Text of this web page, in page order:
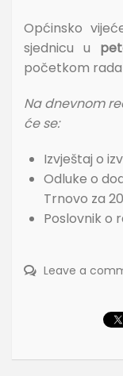
Općinsko
sjednicu u
početkom rada
Na dnevnom
će se:
Izvještaj o
Odluke o
Trnovo za
Poslovnik o
Leave a